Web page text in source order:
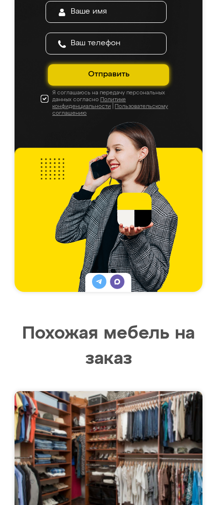
Отправить
Я соглашаюсь на передачу персональных
данных согласно Политике
конфиденциальности
Пользовательскому
соглашению
Похожая мебель на
заказ